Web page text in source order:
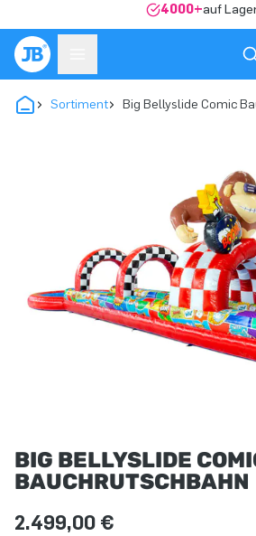
4000+auf
Sortiment Big Bellyslide Comic
BIG BELLYSLIDE
BAUCHRUTSCHBAHN
2.499,00 €